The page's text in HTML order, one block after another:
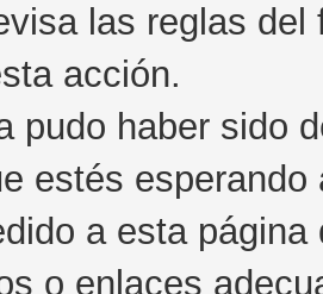
las reglas
acción.
pudo haber sido
estés esperando
a esta
o enlaces